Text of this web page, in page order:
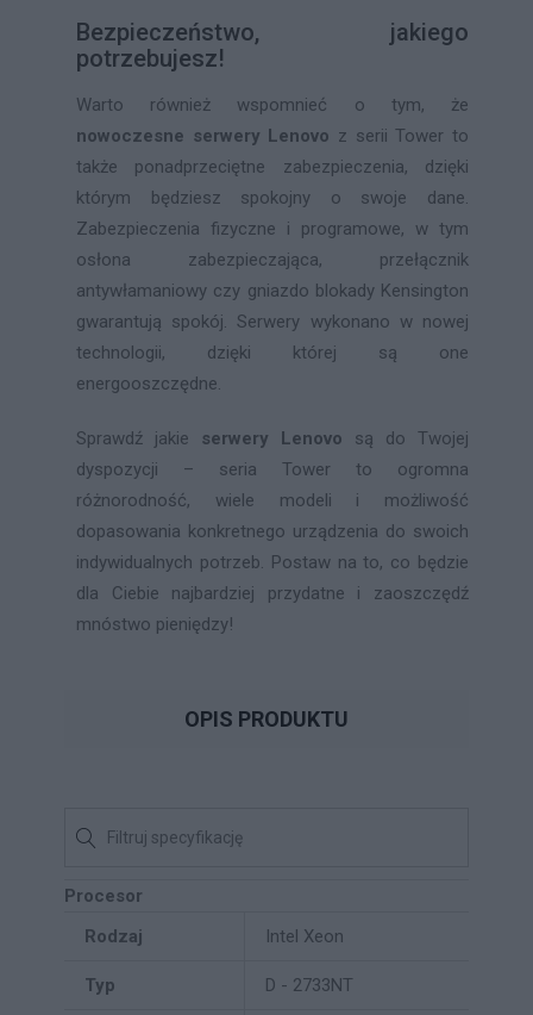
Bezpieczeństwo, jakiego
potrzebujesz!
Warto również wspomnieć o tym, że
nowoczesne serwery Lenovo z serii Tower to
także ponadprzeciętne zabezpieczenia, dzięki
którym będziesz spokojny o swoje dane.
Zabezpieczenia fizyczne i programowe, w tym
osłona zabezpieczająca, przełącznik
antywłamaniowy czy gniazdo blokady Kensington
gwarantują spokój. Serwery wykonano w nowej
technologii, dzięki której są one
energooszczędne.
Sprawdź jakie serwery Lenovo są do Twojej
dyspozycji – seria Tower to ogromna
różnorodność, wiele modeli i możliwość
dopasowania konkretnego urządzenia do swoich
indywidualnych potrzeb. Postaw na to, co będzie
dla Ciebie najbardziej przydatne i zaoszczędź
mnóstwo pieniędzy!
OPIS PRODUKTU
Procesor
Rodzaj
Intel Xeon
Typ D - 2733NT